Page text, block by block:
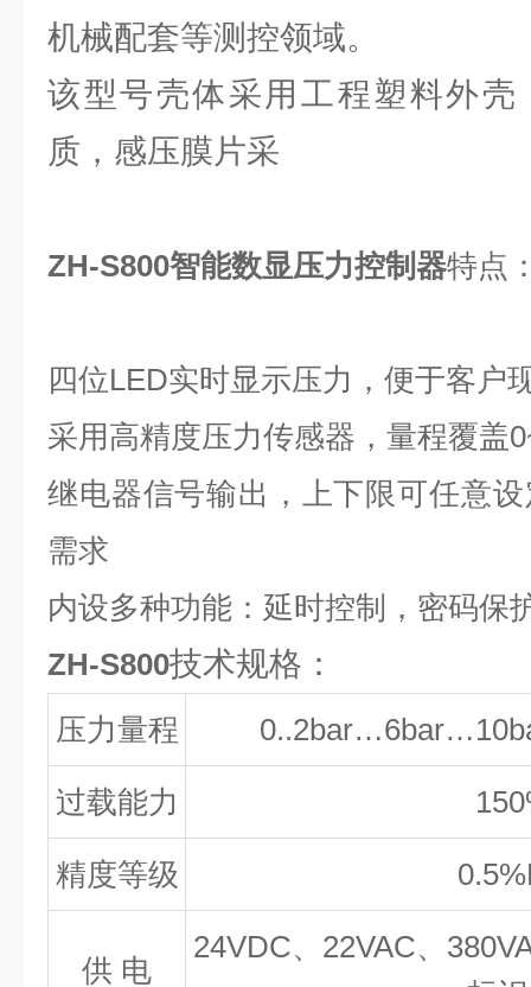
机械配套等测控领域。
该型号壳体采用工程塑料外壳
质，感压膜片采
ZH-S800智能数显压力控制器特点
四位LED实时显示压力，便于客户
采用高精度压力传感器，量程覆盖
继电器信号输出，上下限可任意
需求
内设多种功能：延时控制，密码保
ZH-S800技术规格：
压力量程
过载能力
精度等级
供 电
24VDC、 22VAC、